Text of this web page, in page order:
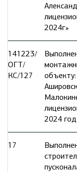
2024г»
141223/
ОГТ/
КС/127
2024
17